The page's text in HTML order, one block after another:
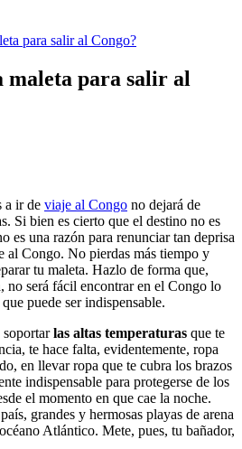
para salir al Congo?
maleta para salir al
a ir de viaje al Congo no dejará de
Si bien es cierto que el destino no es
es una razón para renunciar tan deprisa
al Congo. No pierdas más tiempo y
tu maleta. Hazlo de forma que,
no será fácil encontrar en el Congo lo
puede ser indispensable.
soportarlas altas temperaturas que te
te hace falta, evidentemente, ropa
en llevar ropa que te cubra los brazos
indispensable para protegerse de los
el momento en que cae la noche.
grandes y hermosas playas de arena
Atlántico. Mete, pues, tu bañador,